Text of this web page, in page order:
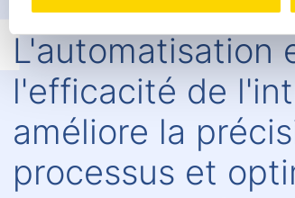
L'automatisation
l'efficacité de
améliore la
processus et